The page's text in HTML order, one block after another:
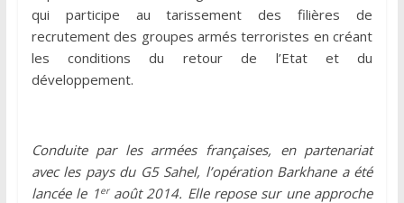
qui participe au tarissement des filières de
recrutement des groupes armés terroristes en créant
les conditions du retour de l’Etat et du
développement.
Conduite par les armées françaises, en partenariat
avec les pays du G5 Sahel, l’opération Barkhane a été
lancée le 1eraoût 2014. Elle repose sur une approche